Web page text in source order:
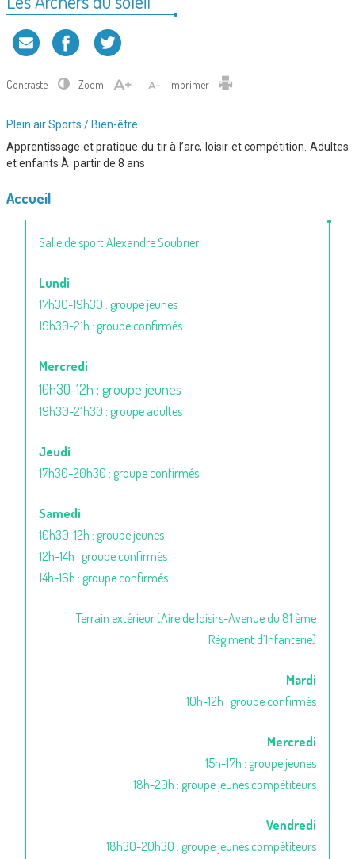
Contraste Zoom Imprimer
Type
d'association
Plein airSports / Bien-être
Apprentissage et pratique du tir à l’arc, loisir et compétition. Adultes
et enfants À partir de 8 ans
Accueil
Salle de sport Alexandre Soubrier
Lundi
17h30-19h30 : groupe jeunes
19h30-21h : groupe confirmés
Mercredi
10h30-12h : groupe jeunes
19h30-21h30 : groupe adultes
Jeudi
17h30-20h30 : groupe confirmés
Samedi
10h30-12h : groupe jeunes
12h-14h : groupe confirmés
14h-16h : groupe confirmés
Terrain extérieur (Aire de loisirs-Avenue du 81 ème
Régiment d’Infanterie)
Mardi
10h-12h : groupe confirmés
Mercredi
15h-17h : groupe jeunes
18h-20h : groupe jeunes compétiteurs
Vendredi
18h30-20h30 : groupe jeunes compétiteurs